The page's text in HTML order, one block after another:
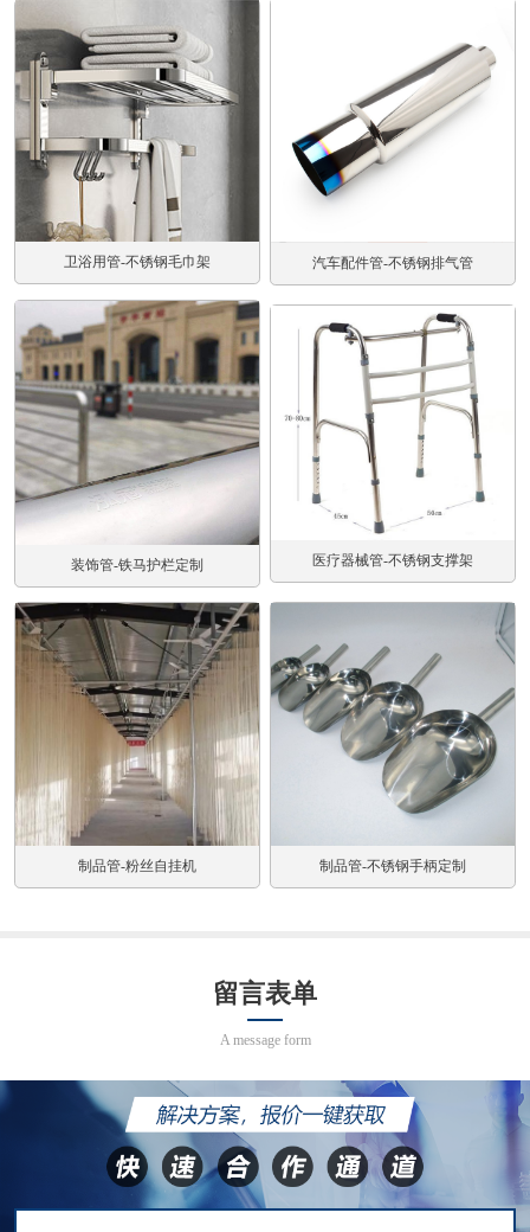
卫浴用管-不锈钢毛巾架 汽车配件管-不锈钢排气管
装饰管-铁马护栏定制 医疗器械管-不锈钢支撑架
制品管-粉丝自挂机 制品管-不锈钢手柄定制
留言表单
A message form